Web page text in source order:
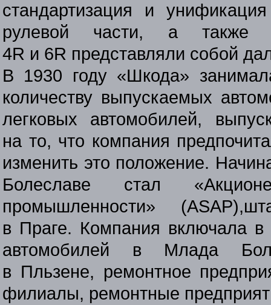
стандартизация и
рулевой части, а также
4R и 6R представляли собой
В 1930 году «Шкода»
количеству выпускаемых
легковых автомобилей,
на то, что компания
изменить это положение.
Болеславе стал
промышленности» (АSAP),
в Праге. Компания включала в
автомобилей в Млада
в Пльзене, ремонтное
филиалы, ремонтные